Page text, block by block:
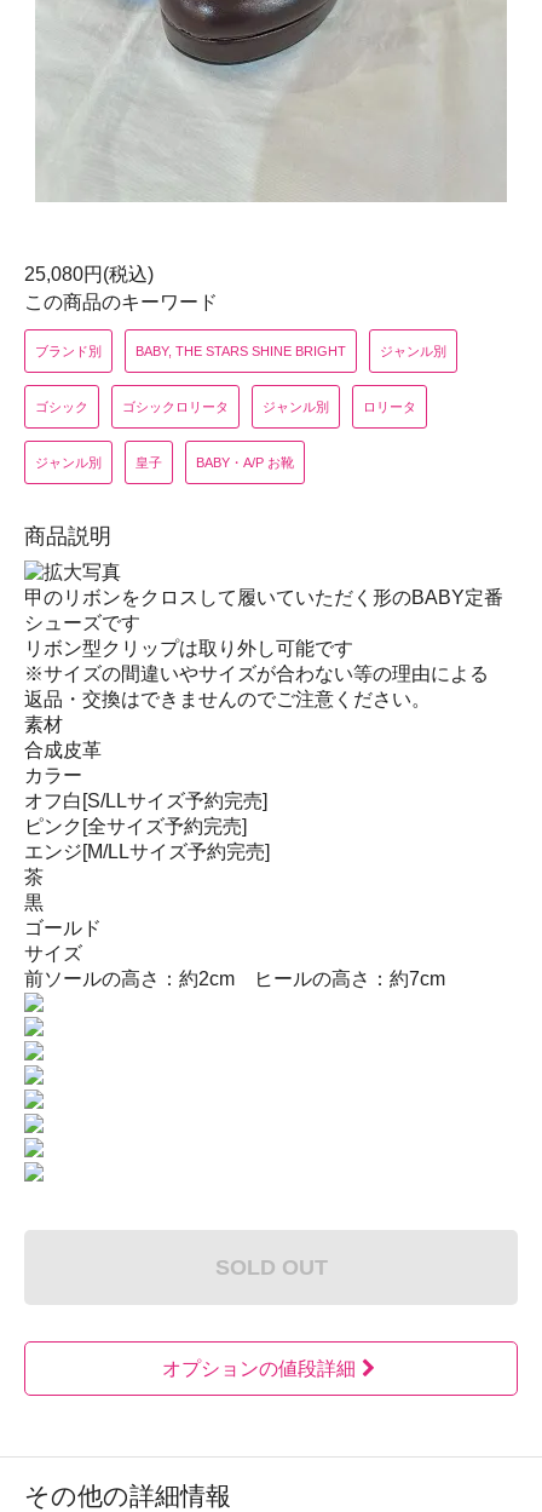
25,080円(税込)
この商品のキーワード
ブランド別 BABY, THE STARS SHINE BRIGHT ジャンル別
ゴシック ゴシックロリータ ジャンル別 ロリータ
ジャンル別 皇子 BABY・A/P お靴
商品説明
甲のリボンをクロスして履いていただく形のBABY定番
シューズです
リボン型クリップは取り外し可能です
※サイズの間違いやサイズが合わない等の理由による
返品・交換はできませんのでご注意ください。
素材
合成皮革
カラー
オフ白[S/LLサイズ予約完売]
ピンク[全サイズ予約完売]
エンジ[M/LLサイズ予約完売]
茶
黒
ゴールド
サイズ
前ソールの高さ：約2cm ヒールの高さ：約7cm
SOLD OUT
オプションの値段詳細
その他の詳細情報